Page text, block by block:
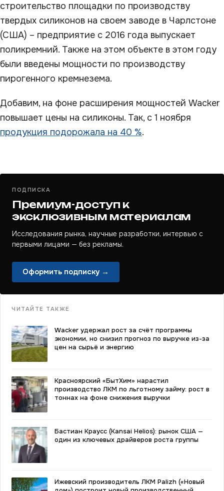
строительство площадки по производству
твердых силиконов на своем заводе в Чарлстоне
(США) – предприятие с 2016 года выпускает
поликремний. Также на этом объекте в этом году
были введены мощности по производству
пирогенного кремнезема.
Добавим, на фоне расширения мощностей Wacker
повышает цены на силиконы. Так, с 1 ноября
продукция подорожала на 40 %.
ПОДПИСКА
Премиум-доступ к
эксклюзивным материалам
Исследования рынка, научные разработки, интервью с
первыми лицами — без рекламы.
Оформить подписку →
ЧИТАЙТЕ ТАКЖЕ
Wacker удержал рост за счёт программы
экономии, но снизил прогноз по выручке из-за
цен на сырьё и энергию
Красноярский «БытХим» нарастил
производство ЛКМ по льготному займу: рост в
тоннах на фоне снижения выручки
Бастиан Краусс (Kansai Helios): рынок США —
один из ключевых драйверов роста группы
Ижевский производитель ЛКМ Palizh («Новый